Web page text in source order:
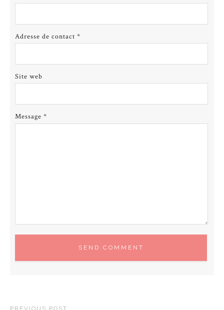
Adresse de contact *
Site web
Message *
PREVIOUS POST